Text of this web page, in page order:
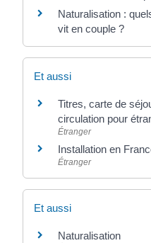
Naturalisation :
vit en couple ?
Et aussi
Titres, carte de
circulation pour
Étranger
Installation en
Étranger
Et aussi
Naturalisation